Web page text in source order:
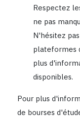
Respectez
ne pas
N'hésitez
plateformes
plus
disponibles.
Pour plus
de bourses